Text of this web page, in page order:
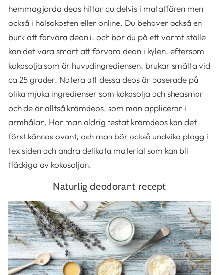
hemmagjorda deos hittar du delvis i mataffären men
också i hälsokosten eller online. Du behöver också en
burk att förvara deon i, och bor du på ett varmt ställe
kan det vara smart att förvara deon i kylen, eftersom
kokosolja som är huvudingrediensen, brukar smälta vid
ca 25 grader. Notera att dessa deos är baserade på
olika mjuka ingredienser som kokosolja och sheasmör
och de är alltså krämdeos, som man applicerar i
armhålan. Har man aldrig testat krämdeos kan det
först kännas ovant, och man bör också undvika plagg i
tex siden och andra delikata material som kan bli
fläckiga av kokosoljan.
Naturlig deodorant recept